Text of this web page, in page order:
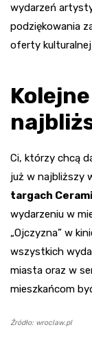
wydarzeń
podziękowania
oferty
Ci, którzy chcą
już w najbliższy
targach
wydarzeniu w
„Ojczyzna” w
wszystkich
miasta oraz w
mieszkańcom
Źródło: wroclaw.pl